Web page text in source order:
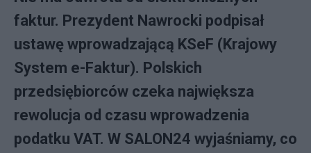
faktur. Prezydent Nawrocki podpisał
ustawę wprowadzającą KSeF (Krajowy
System e-Faktur). Polskich
przedsiębiorców czeka największa
rewolucja od czasu wprowadzenia
podatku VAT. W SALON24 wyjaśniamy, co